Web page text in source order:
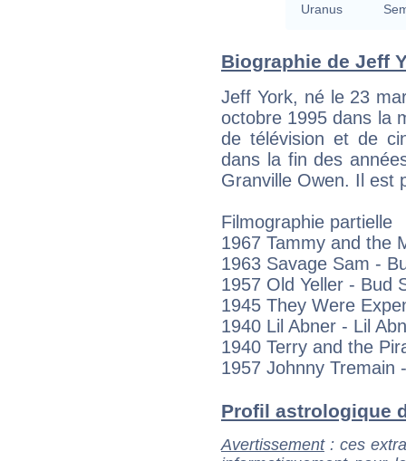
Uranus
Biographie de Jeff
Jeff York, né le 23
octobre 1995 dans la
de télévision et de
dans la fin des
Granville Owen. Il est
Filmographie partielle
1967 Tammy and the
1963 Savage Sam -
1957 Old Yeller - Bud
1945 They Were
1940 Lil Abner - Lil
1940 Terry and the
1957 Johnny Tremain
Profil astrologique
Avertissement: ces